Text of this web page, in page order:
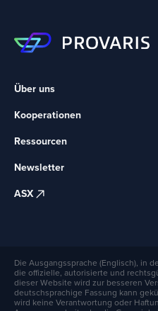
Über uns
Kooperationen
Ressourcen
Newsletter
ASX
Die Ausgangssprache (Englisch), in
die offizielle, autorisierte und
dieser Website wird zur besseren
deutschsprachige Fassung kann
wird keine Verantwortung oder